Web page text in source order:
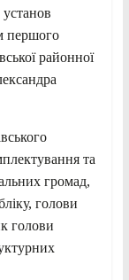
першого
районної
та
громад,
голови
голови